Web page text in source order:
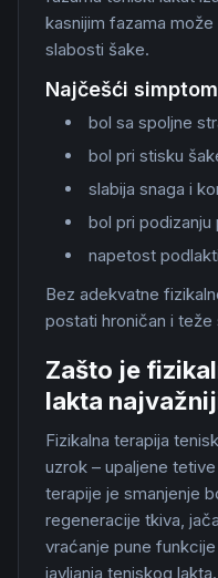
kasnijim fazama
slabosti šake.
Najčešći
bol sa spoljne
bol pri stisku
slabija snaga i
bol pri podizanju
napetost
Bez adekvatne
postati hroničan i teže
Zašto je
lakta
Fizikalna terapija
uzrok – upaljene
terapije je smanjenje
regeneracije tkiva,
vraćanje pune
javljanja teniskog lakta.